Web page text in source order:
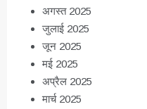
अगस्त 2025
जुलाई 2025
जून 2025
मई 2025
अप्रैल 2025
मार्च 2025